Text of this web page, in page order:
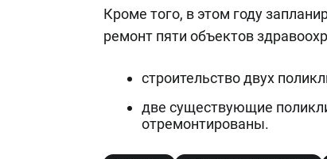
Кроме того, в этом году
ремонт пяти объектов
строительство двух
две существующие
отремонтированы.